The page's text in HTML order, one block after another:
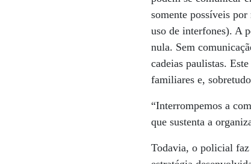
somente possíveis
uso de interfones). A
nula. Sem
cadeias paulistas.
familiares e,
“Interrompemos a
que sustenta a
Todavia, o policial faz